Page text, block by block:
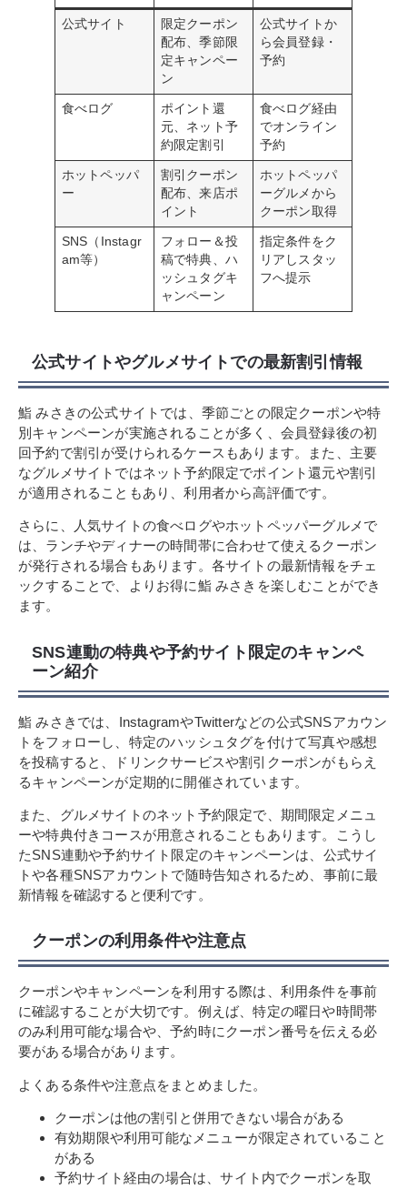
公式サイト
限定クーポン
配布、季節限
定キャンペー
ン
公式サイトか
ら会員登録・
予約
食べログ
ポイント還
元、ネット予
約限定割引
食べログ経由
でオンライン
予約
ホットペッパ
ー
割引クーポン
配布、来店ポ
イント
ホットペッパ
ーグルメから
クーポン取得
SNS（Instagr
am等）
フォロー＆投
稿で特典、ハ
ッシュタグキ
ャンペーン
指定条件をク
リアしスタッ
フへ提示
公式サイトやグルメサイトでの最新割引情報
鮨 みさきの公式サイトでは、季節ごとの限定クーポンや特
別キャンペーンが実施されることが多く、会員登録後の初
回予約で割引が受けられるケースもあります。また、主要
なグルメサイトではネット予約限定でポイント還元や割引
が適用されることもあり、利用者から高評価です。
さらに、人気サイトの食べログやホットペッパーグルメで
は、ランチやディナーの時間帯に合わせて使えるクーポン
が発行される場合もあります。各サイトの最新情報をチェ
ックすることで、よりお得に鮨 みさきを楽しむことができ
ます。
SNS連動の特典や予約サイト限定のキャンペ
ーン紹介
鮨 みさきでは、InstagramやTwitterなどの公式SNSアカウン
トをフォローし、特定のハッシュタグを付けて写真や感想
を投稿すると、ドリンクサービスや割引クーポンがもらえ
るキャンペーンが定期的に開催されています。
また、グルメサイトのネット予約限定で、期間限定メニュ
ーや特典付きコースが用意されることもあります。こうし
たSNS連動や予約サイト限定のキャンペーンは、公式サイ
トや各種SNSアカウントで随時告知されるため、事前に最
新情報を確認すると便利です。
クーポンの利用条件や注意点
クーポンやキャンペーンを利用する際は、利用条件を事前
に確認することが大切です。例えば、特定の曜日や時間帯
のみ利用可能な場合や、予約時にクーポン番号を伝える必
要がある場合があります。
よくある条件や注意点をまとめました。
クーポンは他の割引と併用できない場合がある
有効期限や利用可能なメニューが限定されていること
がある
予約サイト経由の場合は、サイト内でクーポンを取